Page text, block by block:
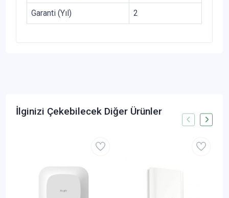
Garanti (Yıl) 2
İlginizi Çekebilecek Diğer Ürünler